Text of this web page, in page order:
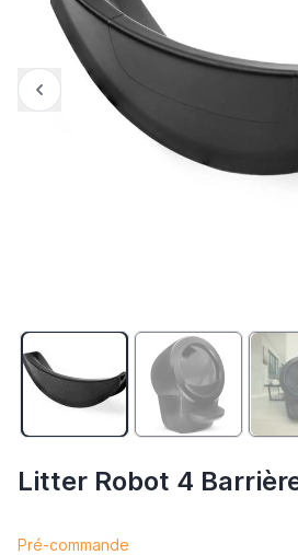
Litter Robot 4
Pré-commande